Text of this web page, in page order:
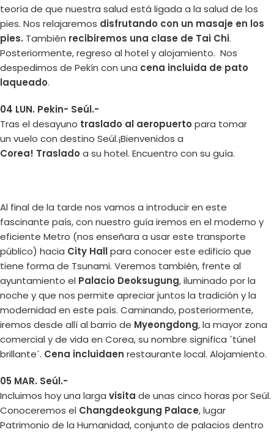
teoría de que nuestra salud está ligada a la salud de los
pies. Nos relajaremos disfrutando con un masaje en los
pies. También recibiremos una clase de Tai Chi.
Posteriormente, regreso al hotel y alojamiento. Nos
despedimos de Pekín con una cena incluida de pato
laqueado.
04 LUN. Pekin- Seúl.-
Tras el desayuno traslado al aeropuerto para tomar
un vuelo con destino Seúl.¡Bienvenidos a
Corea! Traslado a su hotel. Encuentro con su guía.
Al final de la tarde nos vamos a introducir en este
fascinante país, con nuestro guía iremos en el moderno y
eficiente Metro (nos enseñara a usar este transporte
público) hacia City Hallpara conocer este edificio que
tiene forma de Tsunami. Veremos también, frente al
ayuntamiento el Palacio Deoksugung, iluminado por la
noche y que nos permite apreciar juntos la tradición y la
modernidad en este país. Caminando, posteriormente,
iremos desde allí al barrio de Myeongdong, la mayor zona
comercial y de vida en Corea, su nombre significa ´túnel
brillante´. Cena incluidaen restaurante local. Alojamiento.
05 MAR. Seúl.-
Incluimos hoy una larga visita de unas cinco horas por Seúl.
Conoceremos el Changdeokgung Palace, lugar
Patrimonio de la Humanidad, conjunto de palacios dentro